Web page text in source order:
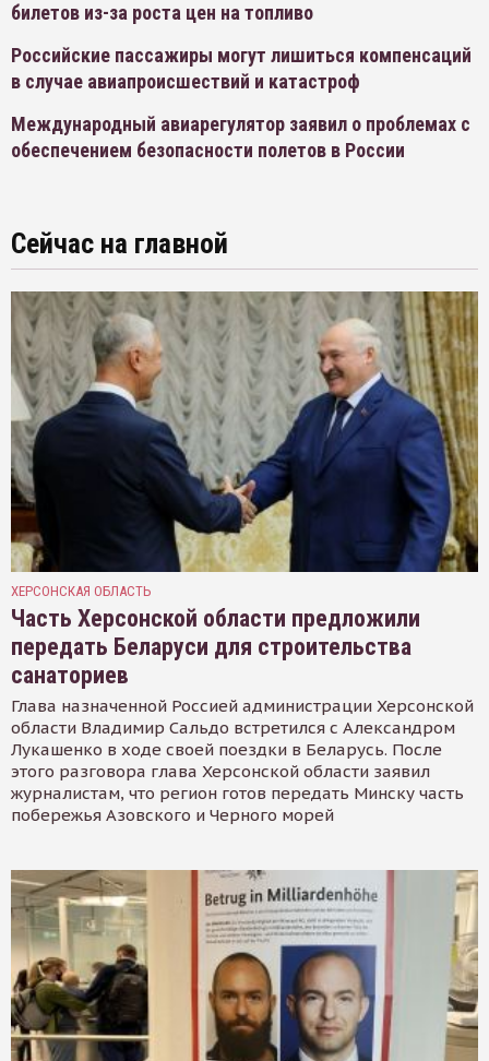
билетов из-за роста цен на топливо
Российские пассажиры могут лишиться компенсаций
в случае авиапроисшествий и катастроф
Международный авиарегулятор заявил о проблемах с
обеспечением безопасности полетов в России
Сейчас на главной
ХЕРСОНСКАЯ ОБЛАСТЬ
Часть Херсонской области предложили
передать Беларуси для строительства
санаториев
Глава назначенной Россией администрации Херсонской
области Владимир Сальдо встретился с Александром
Лукашенко в ходе своей поездки в Беларусь. После
этого разговора глава Херсонской области заявил
журналистам, что регион готов передать Минску часть
побережья Азовского и Черного морей